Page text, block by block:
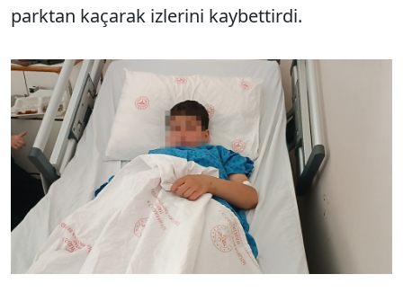
parktan kaçarak izlerini kaybettirdi.